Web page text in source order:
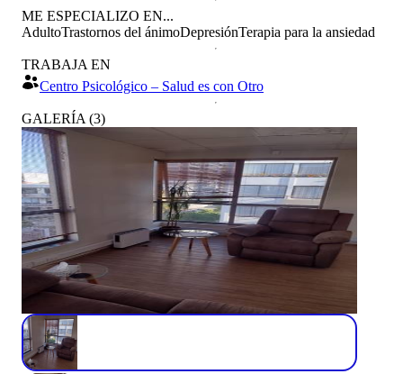
ME ESPECIALIZO EN...
AdultoTrastornos del ánimoDepresiónTerapia para la ansiedad
TRABAJA EN
Centro Psicológico – Salud es con Otro
GALERÍA (3)